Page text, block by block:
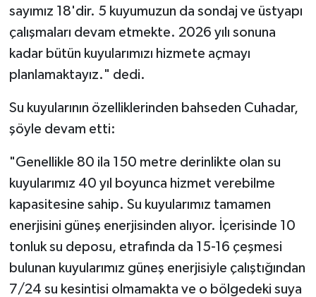
sayımız 18'dir. 5 kuyumuzun da sondaj ve üstyapı
çalışmaları devam etmekte. 2026 yılı sonuna
kadar bütün kuyularımızı hizmete açmayı
planlamaktayız." dedi.
Su kuyularının özelliklerinden bahseden Cuhadar,
şöyle devam etti:
"Genellikle 80 ila 150 metre derinlikte olan su
kuyularımız 40 yıl boyunca hizmet verebilme
kapasitesine sahip. Su kuyularımız tamamen
enerjisini güneş enerjisinden alıyor. İçerisinde 10
tonluk su deposu, etrafında da 15-16 çeşmesi
bulunan kuyularımız güneş enerjisiyle çalıştığından
7/24 su kesintisi olmamakta ve o bölgedeki suya
Gümüşhane Müftülüğü
Hatay Müftülüğü
Iğdır Müftülüğü
İstanbul Müftülüğü
İzmir Müftülüğü
Kahramanmaraş Müftülüğü